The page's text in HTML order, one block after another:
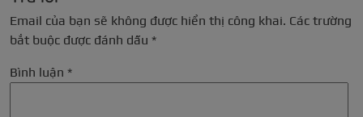
Email của bạn sẽ không được hiển thị công khai. Các trường
bắt buộc được đánh dấu *
Bình luận *